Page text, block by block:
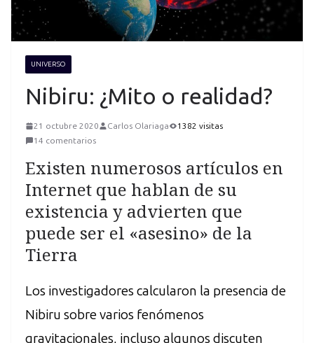
UNIVERSO
Nibiru: ¿Mito o realidad?
21 octubre 2020 Carlos Olariaga
1382 visitas
14 comentarios
Existen numerosos artículos en
Internet que hablan de su
existencia y advierten que
puede ser el «asesino» de la
Tierra
Los investigadores calcularon la presencia de
Nibiru sobre varios fenómenos
gravitacionales, incluso algunos discuten